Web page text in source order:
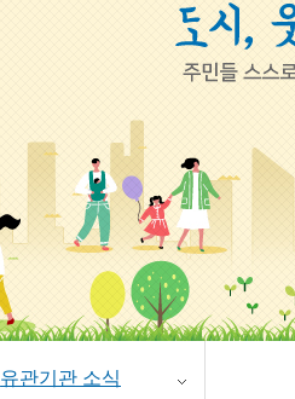
유관기관 소식